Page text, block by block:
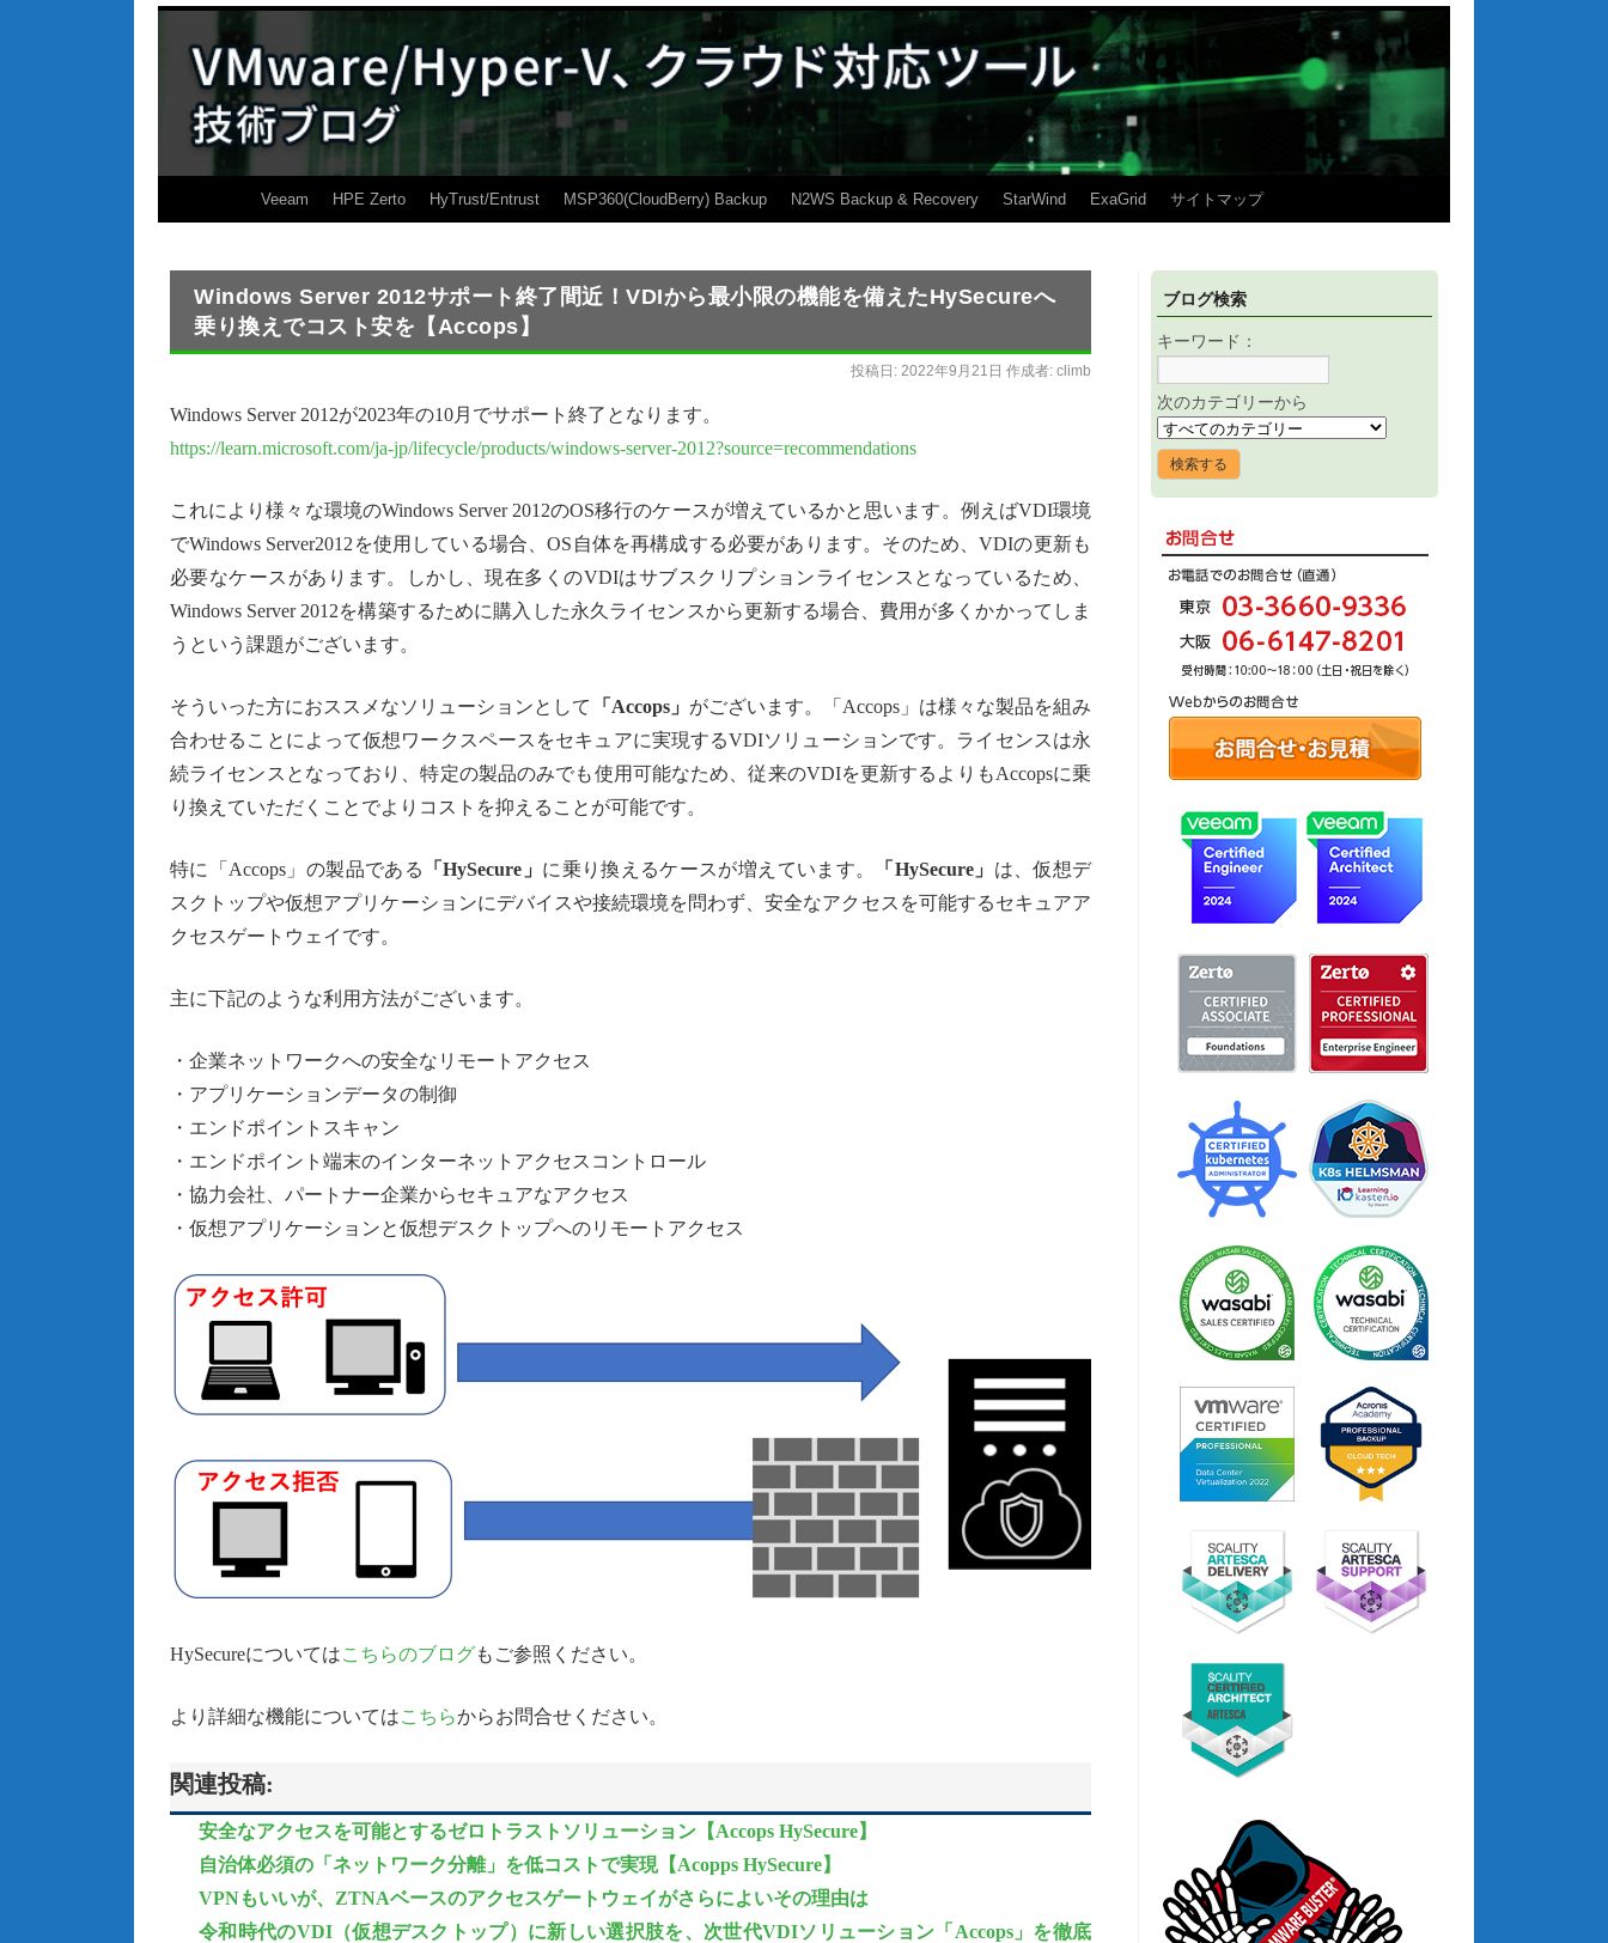
Veeam HPE Zerto HyTrust/Entrust MSP360(CloudBerry) Backup N2WS Backup & Recovery StarWind ExaGrid サイトマップ
Windows Server 2012サポート終了間近！VDIから最小限の機能を備えたHySecureへ
乗り換えでコスト安を【Accops】
投稿日: 2022年9月21日 作成者: climb
Windows Server 2012が2023年の10月でサポート終了となります。
https://learn.microsoft.com/ja-jp/lifecycle/products/windows-server-2012?source=recommendations
これにより様々な環境のWindows Server 2012のOS移行のケースが増えているかと思います。例えばVDI環境
でWindows Server2012を使用している場合、OS自体を再構成する必要があります。そのため、VDIの更新も
必要なケースがあります。しかし、現在多くのVDIはサブスクリプションライセンスとなっているため、
Windows Server 2012を構築するために購入した永久ライセンスから更新する場合、費用が多くかかってしま
うという課題がございます。
そういった方におススメなソリューションとして 「Accops」 がございます。「Accops」は様々な製品を組み
合わせることによって仮想ワークスペースをセキュアに実現するVDIソリューションです。ライセンスは永
続ライセンスとなっており、特定の製品のみでも使用可能なため、従来のVDIを更新するよりもAccopsに乗
り換えていただくことでよりコストを抑えることが可能です。
特に「Accops」の製品である 「HySecure」 に乗り換えるケースが増えています。 「HySecure」 は、仮想デ
スクトップや仮想アプリケーションにデバイスや接続環境を問わず、安全なアクセスを可能するセキュアア
クセスゲートウェイです。
主に下記のような利用方法がございます。
・企業ネットワークへの安全なリモートアクセス
・アプリケーションデータの制御
・エンドポイントスキャン
・エンドポイント端末のインターネットアクセスコントロール
・協力会社、パートナー企業からセキュアなアクセス
・仮想アプリケーションと仮想デスクトップへのリモートアクセス
HySecureについてはこちらのブログもご参照ください。
より詳細な機能についてはこちらからお問合せください。
関連投稿:
安全なアクセスを可能とするゼロトラストソリューション【Accops HySecure】
自治体必須の「ネットワーク分離」を低コストで実現【Acopps HySecure】
VPNもいいが、ZTNAベースのアクセスゲートウェイがさらによいその理由は
令和時代のVDI（仮想デスクトップ）に新しい選択肢を、次世代VDIソリューション「Accops」を徹底
ブログ検索
キーワード：
次のカテゴリーから